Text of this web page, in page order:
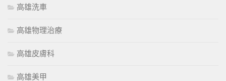
高雄洗車
高雄物理治療
高雄皮膚科
高雄美甲